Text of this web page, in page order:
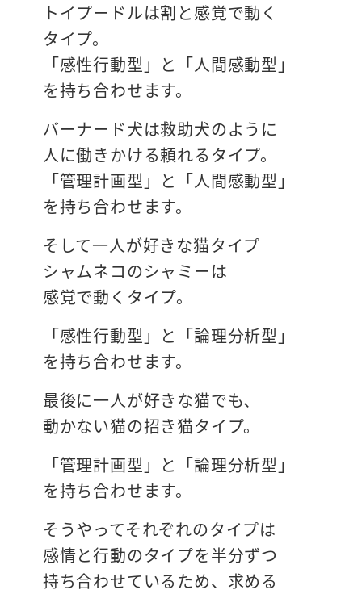
トイプードルは割と感覚で動く
タイプ。
「感性行動型」と「人間感動型」
を持ち合わせます。
バーナード犬は救助犬のように
人に働きかける頼れるタイプ。
「管理計画型」と「人間感動型」
を持ち合わせます。
そして一人が好きな猫タイプ
シャムネコのシャミーは
感覚で動くタイプ。
「感性行動型」と「論理分析型」
を持ち合わせます。
最後に一人が好きな猫でも、
動かない猫の招き猫タイプ。
「管理計画型」と「論理分析型」
を持ち合わせます。
そうやってそれぞれのタイプは
感情と行動のタイプを半分ずつ
持ち合わせているため、求める